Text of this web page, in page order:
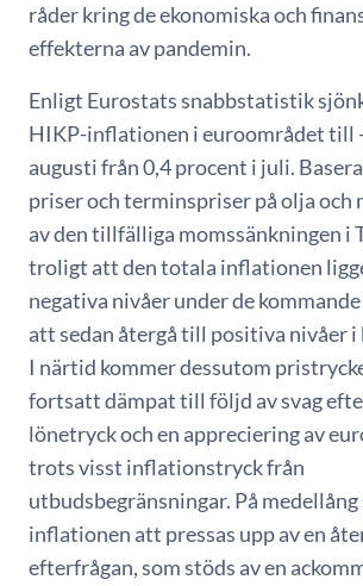
råder kring de ekonomiska och
effekterna av pandemin.
Enligt Eurostats snabbstatistik
HIKP-inflationen i euroområdet till
augusti från 0,4 procent i juli.
priser och terminspriser på olja och
av den tillfälliga momssänkningen i
troligt att den totala inflationen
negativa nivåer under de
att sedan återgå till positiva nivåer i
I närtid kommer dessutom
fortsatt dämpat till följd av svag
lönetryck och en appreciering av
trots visst inflationstryck från
utbudsbegränsningar. På
inflationen att pressas upp av en
efterfrågan, som stöds av en